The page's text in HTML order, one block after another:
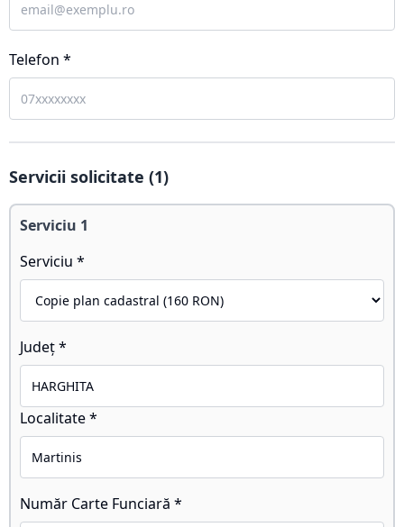
Telefon *
Servicii solicitate (1)
Serviciu 1
Serviciu *
Județ *
Localitate *
Număr Carte Funciară *